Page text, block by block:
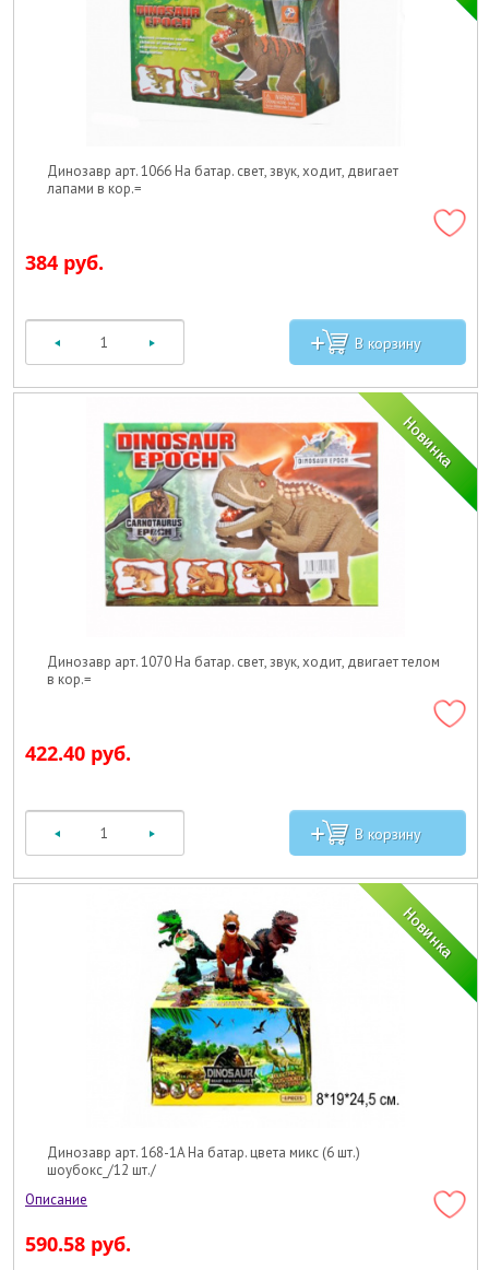
Динозавр арт. 1066 На батар. свет, звук, ходит, двигает
лапами в кор.=
384 руб.
Динозавр арт. 1070 На батар. свет, звук, ходит, двигает телом
в кор.=
422.40 руб.
Динозавр арт. 168-1A На батар. цвета микс (6 шт.)
шоубокс_/12 шт./
590.58 руб.